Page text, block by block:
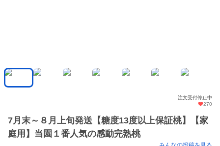
注文受付停止中
270
7月末～８月上旬発送【糖度13度以上保証桃】【家
庭用】当園１番人気の感動完熟桃